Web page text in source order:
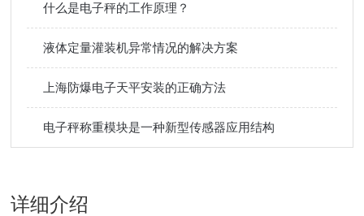
什么是电子秤的工作原理？
液体定量灌装机异常情况的解决方案
上海防爆电子天平安装的正确方法
电子秤称重模块是一种新型传感器应用结构
详细介绍